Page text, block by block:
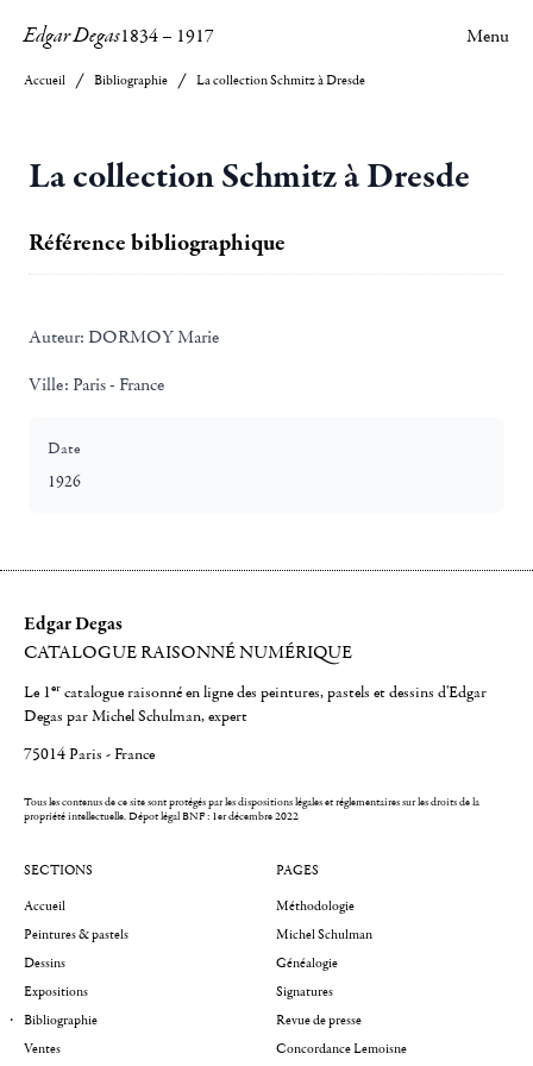
Edgar Degas1834– 1917 Menu
Accueil Bibliographie La collection Schmitz à Dresde
La collection Schmitz à Dresde
Référence bibliographique
Auteur: DORMOY Marie
Ville: Paris - France
Date
1926
Edgar Degas
CATALOGUE RAISONNÉ NUMÉRIQUE
Le 1er catalogue raisonné en ligne des peintures, pastels et dessins d'Edgar
Degas par Michel Schulman, expert
75014 Paris - France
Tous les contenus de ce site sont protégés par les dispositions légales et réglementaires sur les droits de la
propriété intellectuelle.Dépot légal BNF : 1er décembre 2022
SECTIONS
Accueil
Peintures & pastels
Dessins
Expositions
Bibliographie
Ventes
PAGES
Méthodologie
Michel Schulman
Généalogie
Signatures
Revue de presse
Concordance Lemoisne